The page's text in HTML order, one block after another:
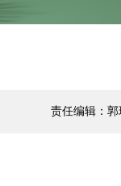
责任编辑：